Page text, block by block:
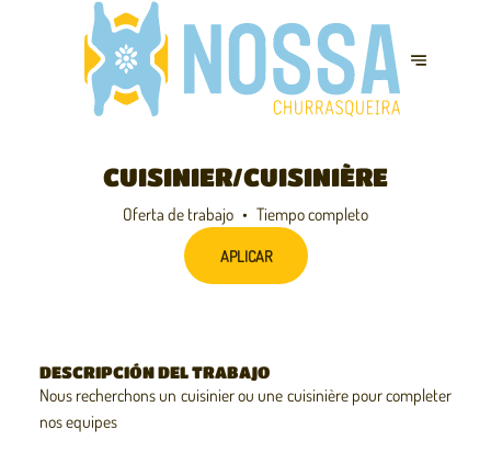
CUISINIER/CUISINIÈRE
Oferta de trabajo Tiempo completo
APLICAR
DESCRIPCIÓN DEL TRABAJO
Nous recherchons un cuisinier ou une cuisinière pour completer
nos equipes